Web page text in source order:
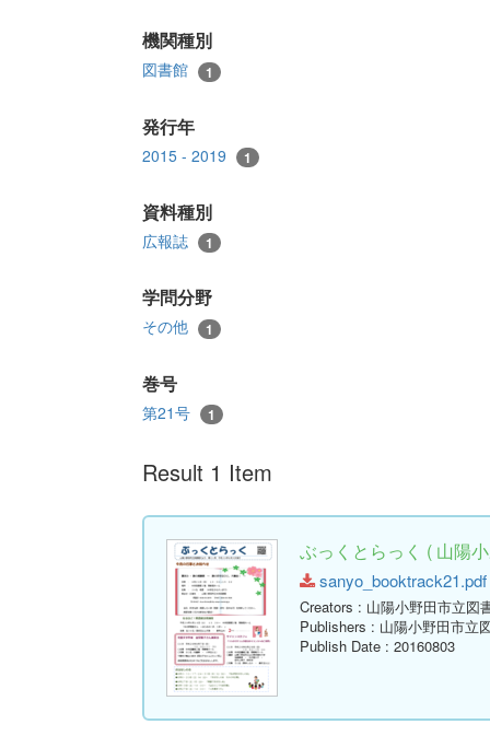
機関種別
図書館 1
発行年
2015 - 2019 1
資料種別
広報誌 1
学問分野
その他 1
巻号
第21号 1
Result 1 Item
ぶっくとらっく ( 山陽
Creators : 山陽小野田市立図
Publishers : 山陽小野田市立
Publish Date : 20160803